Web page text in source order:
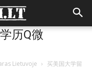
历Q微
Lietuvoje › 买美国大学留